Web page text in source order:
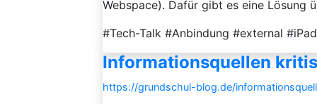
Webspace). Dafür gibt es eine Lösung
#Tech-Talk #Anbindung #external
Informationsquellen
https://grundschul-blog.de/